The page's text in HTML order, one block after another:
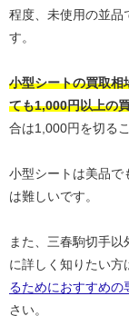
程度、未使用の並品
す。
小型シートの買取相
ても1,000円以上の
合は1,000円を切る
小型シートは美品で
は難しいです。
また、三春駒切手
に詳しく知りたい方
るためにおすすめの
さい。